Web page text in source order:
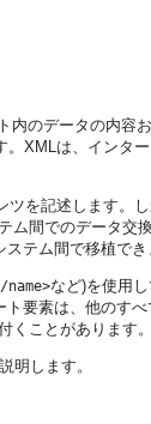
内のデータの内
XMLは、イン
を記述します。
ム間でのデータ
ステム間で移植で
name>など)を使用
要素は、他のす
くことがありま
明します。